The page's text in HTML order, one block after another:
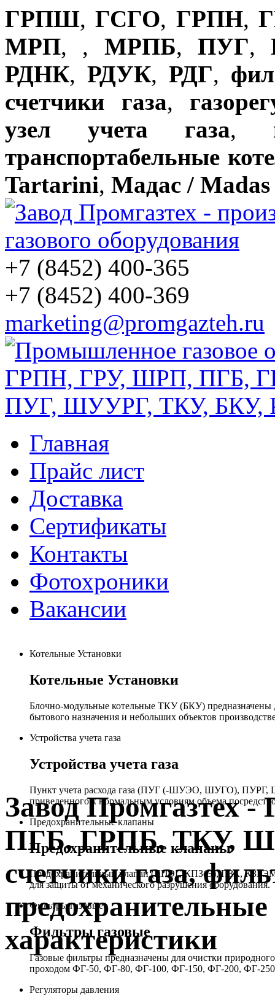
ГРПШ,ГСГО, ГРПН,
МРП, , МРПБ, ПУГ,
РДНК, РДУК, РДГ,
счетчики газа,
узел учета газа,
транспортабельные
Tartarini, Мадас / Madas
+7 (8452) 400-365
+7 (8452) 400-369
marketing@promgazteh.ru
Главная
Прайс лист
Доставка
Сертификаты
Контакты
Фотохроники
Вакансии
Котельные Установки
Котельные Установки
Блочно-модульные котельные ТКУ (БКУ) предназначены
бытового назначения и небольших объектов
Устройства учета газа
Устройства учета газа
Пункт учета расхода газа (ПУГ (-ШУЭО, ШУГО), ПУРГ,
приведенного к нормальным условиям объема
Предохранительные клапаны
Предохранительные клапаны
Предохранительный клапан (КПЭГ, КПЗ(Э), ПЗК,
для защиты от механического разрушения оборудования.
Фильтры газовые
Фильтры газовые
Газовые фильтры предназначены для очистки
проходом ФГ-50, ФГ-80, ФГ-100, ФГ-150, ФГ-200, ФГ-
Регуляторы давления
Завод
ПГБ, ГРПБ, ТКУ,
счетчики газа,
характеристики